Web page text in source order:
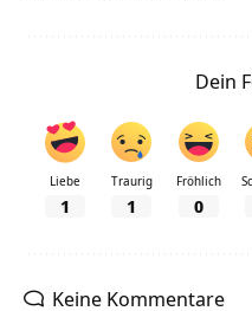
Dein
Liebe
1
Traurig
1
Fröhlich
0
Keine Kommentare